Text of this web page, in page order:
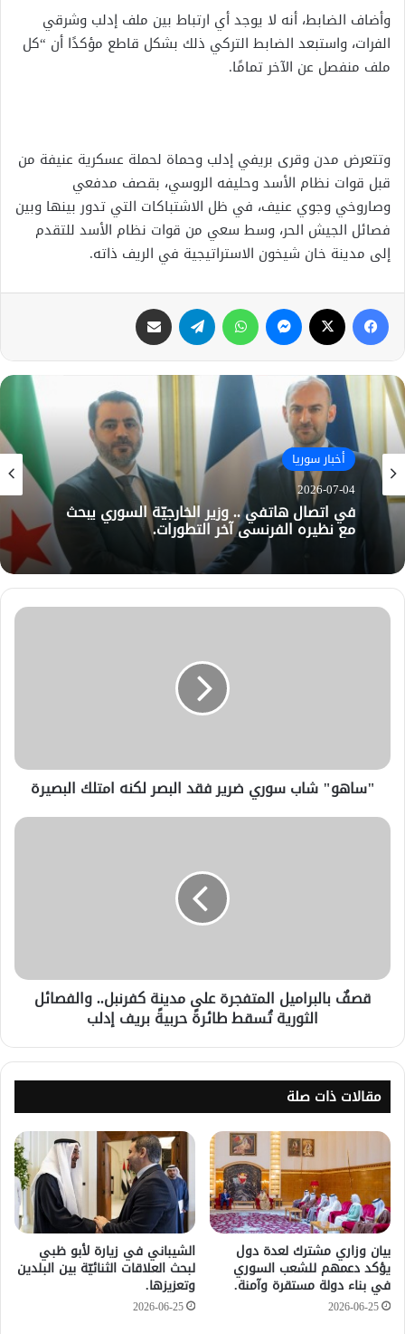
وأضاف الضابط، أنه لا يوجد أي ارتباط بين ملف إدلب وشرقي
الفرات، واستبعد الضابط التركي ذلك بشكل قاطع مؤكدًا أن “كل
ملف منفصل عن الآخر تمامًا.
وتتعرض مدن وقرى بريفي إدلب وحماة لحملة عسكرية عنيفة من
قبل قوات نظام الأسد وحليفه الروسي، بقصف مدفعي
وصاروخي وجوي عنيف، في ظل الاشتباكات التي تدور بينها وبين
فصائل الجيش الحر، وسط سعي من قوات نظام الأسد للتقدم
إلى مدينة خان شيخون الاستراتيجية في الريف ذاته.
فيسبوك ماسنجر واتساب تيلقرام
أخبار سوريا
2026-07-04
في اتصال هاتفي .. وزير الخارجيّة السوري يبحث
مع نظيره الفرنسي آخر التطورات.
أخبار سوريا
2026-07-01
الرئيس الشرع يستقبل وفد من شركة زين
"ساهو" شاب سوري ضرير فقد البصر لكنه امتلك البصيرة
قصفٌ بالبراميل المتفجرة على مدينة كفرنبل.. والفصائل
الثورية تُسقط طائرةً حربيةً بريف إدلب
مقالات ذات صلة
بيان وزاري مشترك لعدة دول
يؤكد دعمهم للشعب السوري
في بناء دولة مستقرة وآمنة.
2026-06-25
الشيباني في زيارة لأبو ظبي
لبحث العلاقات الثنائيّة بين البلدين
وتعزيزها.
2026-06-25